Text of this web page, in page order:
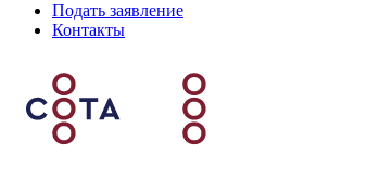
Подать заявление
Контакты